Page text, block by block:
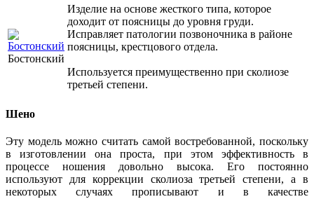
Бостонский
Изделие на основе жесткого типа, которое
доходит от поясницы до уровня груди.
Исправляет патологии позвоночника в районе
поясницы, крестцового отдела.
Используется преимущественно при сколиозе
третьей степени.
Шено
Эту модель можно считать самой востребованной, поскольку
в изготовлении она проста, при этом эффективность в
процессе ношения довольно высока. Его постоянно
используют для коррекции сколиоза третьей степени, а в
некоторых случаях прописывают и в качестве